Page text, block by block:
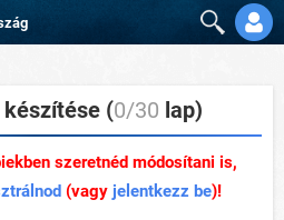
(0/30 lap)
szeretnéd módosítani is,
(vagy jelentkezz be)!